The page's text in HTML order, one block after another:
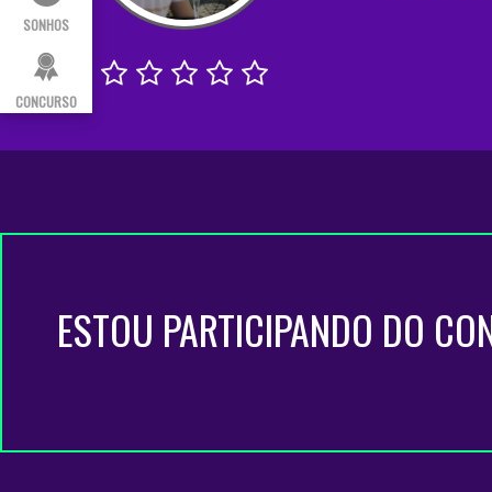
SONHOS
CONCURSO
ESTOU PARTICIPANDO DO